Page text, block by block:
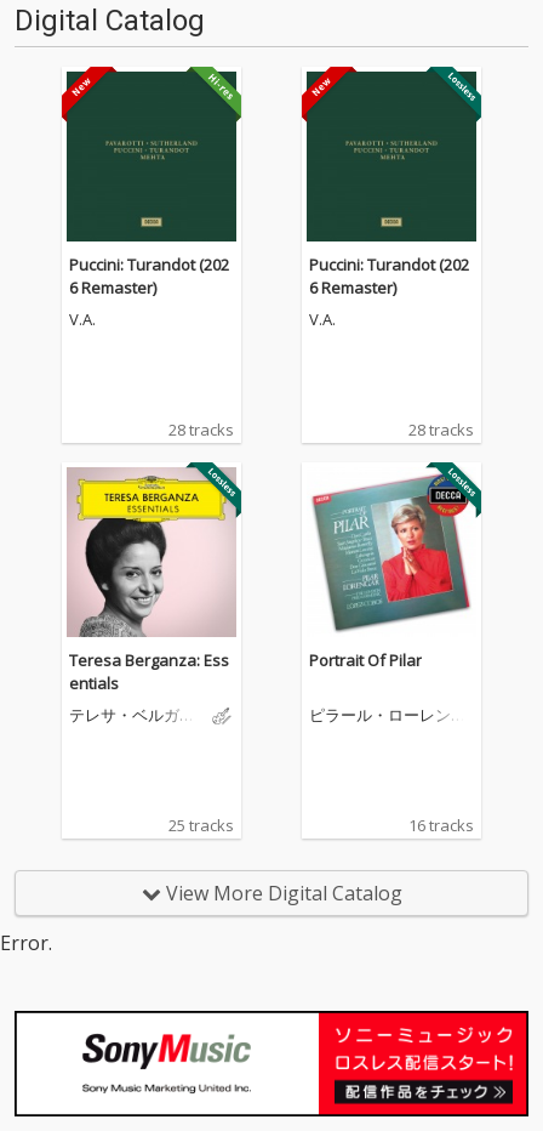
Digital Catalog
Puccini: Turandot (202
6 Remaster)
V.A.
28 tracks
Puccini: Turandot (202
6 Remaster)
V.A.
28 tracks
Teresa Berganza: Ess
entials
テレサ・ベルガン
25 tracks
Portrait Of Pilar
ピラール・ローレンガ
16 tracks
View More Digital Catalog
Error.